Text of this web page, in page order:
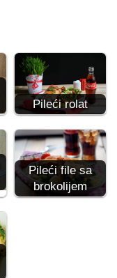
Pileći rolat
Pileći file sa
brokolijem